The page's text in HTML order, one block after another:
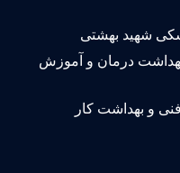
شهید بهشتی
درمان و آموزش
بهداشت کار